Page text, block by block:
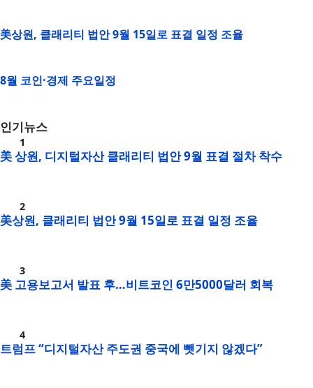
美상원, 클래리티 법안 9월 15일로 표결 일정 조율
8월 코인·경제 주요일정
인기뉴스
美 상원, 디지털자산 클래리티 법안 9월 표결 절차 착수
美상원, 클래리티 법안 9월 15일로 표결 일정 조율
美 고용보고서 발표 후…비트코인 6만5000달러 회복
트럼프 “디지털자산 주도권 중국에 뺏기지 않겠다”